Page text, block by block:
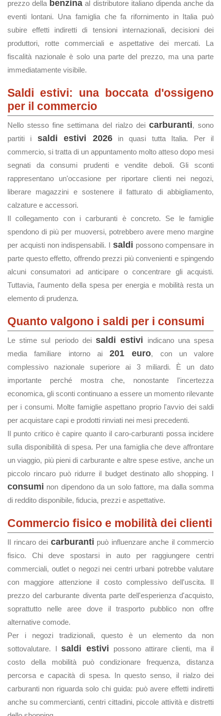
prezzo della benzina al distributore italiano dipenda anche da
eventi lontani. Una famiglia che fa rifornimento in Italia può
subire effetti indiretti di tensioni internazionali, decisioni dei
produttori, rotte commerciali e aspettative dei mercati. La
fiscalità nazionale è solo una parte del prezzo, ma una parte
immediatamente visibile.
Saldi estivi: una boccata d'ossigeno
per il commercio
Nello stesso fine settimana del rialzo dei carburanti, sono
partiti i saldi estivi 2026in quasi tutta Italia. Per il
commercio, si tratta di un appuntamento molto atteso dopo mesi
segnati da consumi prudenti e vendite deboli. Gli sconti
rappresentano un'occasione per riportare clienti nei negozi,
liberare magazzini e sostenere il fatturato di abbigliamento,
calzature e accessori.
Il collegamento con i carburanti è concreto. Se le famiglie
spendono di più per muoversi, potrebbero avere meno margine
per acquisti non indispensabili. I saldi possono compensare in
parte questo effetto, offrendo prezzi più convenienti e spingendo
alcuni consumatori ad anticipare o concentrare gli acquisti.
Tuttavia, l'aumento della spesa per energia e mobilità resta un
elemento di prudenza.
Quanto valgono i saldi per i consumi
Le stime sul periodo deisaldi estivi indicano una spesa
media familiare intorno ai 201 euro, con un valore
complessivo nazionale superiore ai 3 miliardi. È un dato
importante perché mostra che, nonostante l'incertezza
economica, gli sconti continuano a essere un momento rilevante
per i consumi. Molte famiglie aspettano proprio l'avvio dei saldi
per acquistare capi e prodotti rinviati nei mesi precedenti.
Il punto critico è capire quanto il caro-carburanti possa incidere
sulla disponibilità di spesa. Per una famiglia che deve affrontare
un viaggio, più pieni di carburante e altre spese estive, anche un
piccolo rincaro può ridurre il budget destinato allo shopping. I
consumi non dipendono da un solo fattore, ma dalla somma
di reddito disponibile, fiducia, prezzi e aspettative.
Commercio fisico e mobilità dei clienti
Il rincaro dei carburanti può influenzare anche il commercio
fisico. Chi deve spostarsi in auto per raggiungere centri
commerciali, outlet o negozi nei centri urbani potrebbe valutare
con maggiore attenzione il costo complessivo dell'uscita. Il
prezzo del carburante diventa parte dell'esperienza d'acquisto,
soprattutto nelle aree dove il trasporto pubblico non offre
alternative comode.
Per i negozi tradizionali, questo è un elemento da non
sottovalutare. Isaldi estivi possono attirare clienti, ma il
costo della mobilità può condizionare frequenza, distanza
percorsa e capacità di spesa. In questo senso, il rialzo dei
carburanti non riguarda solo chi guida: può avere effetti indiretti
anche su commercianti, centri cittadini, piccole attività e distretti